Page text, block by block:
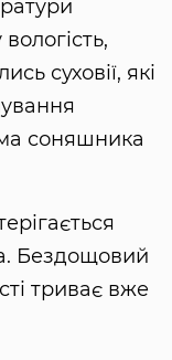
суховії, які
соняшника
Бездощовий
триває вже